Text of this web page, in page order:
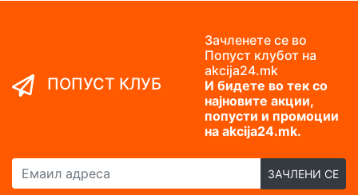
ПОПУСТ КЛУБ
Зачленете се во
Попуст клубот на
akcija24.mk
И бидете во тек со
најновите акции,
попусти и промоции
на akcija24.mk.
Емаил адреса
ЗАЧЛЕНИ СЕ